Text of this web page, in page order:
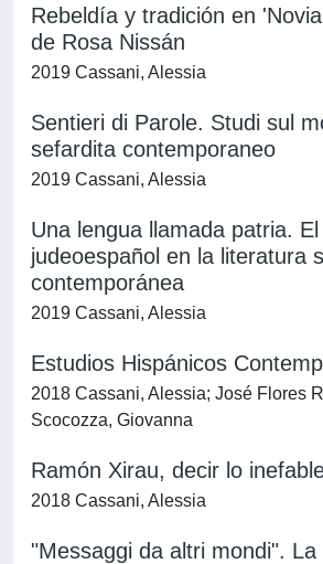
Rebeldía y tradición en
de Rosa Nissán
2019 Cassani, Alessia
Sentieri di Parole. Studi sul
sefardita contemporaneo
2019 Cassani, Alessia
Una lengua llamada patria. El
judeoespañol en la literatura
contemporánea
2019 Cassani, Alessia
Estudios Hispánicos
2018 Cassani, Alessia; José Flores
Scocozza, Giovanna
Ramón Xirau, decir lo
2018 Cassani, Alessia
"Messaggi da altri mondi". La